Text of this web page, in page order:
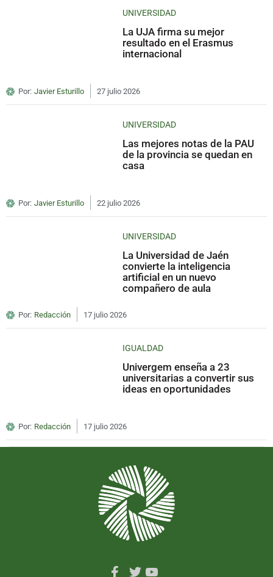
UNIVERSIDAD
La UJA firma su mejor
resultado en el Erasmus
internacional
Por: Javier Esturillo 27 julio 2026
UNIVERSIDAD
Las mejores notas de la PAU
de la provincia se quedan en
casa
Por: Javier Esturillo 22 julio 2026
UNIVERSIDAD
La Universidad de Jaén
convierte la inteligencia
artificial en un nuevo
compañero de aula
Por: Redacción 17 julio 2026
IGUALDAD
Univergem enseña a 23
universitarias a convertir sus
ideas en oportunidades
Por: Redacción 17 julio 2026